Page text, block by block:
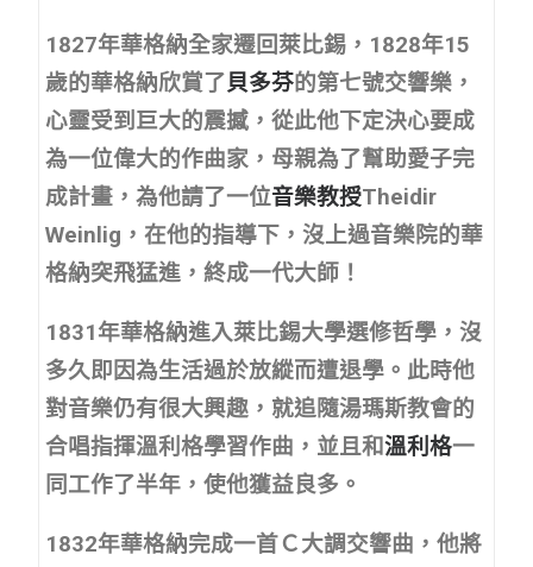
1827年華格納全家遷回萊比錫，1828年15
歲的華格納欣賞了貝多芬的第七號交響樂，
心靈受到巨大的震撼，從此他下定決心要成
為一位偉大的作曲家，母親為了幫助愛子完
成計畫，為他請了一位音樂教授Theidir
Weinlig，在他的指導下，沒上過音樂院的華
格納突飛猛進，終成一代大師！
1831年華格納進入萊比錫大學選修哲學，沒
多久即因為生活過於放縱而遭退學。此時他
對音樂仍有很大興趣，就追隨湯瑪斯教會的
合唱指揮溫利格學習作曲，並且和溫利格一
同工作了半年，使他獲益良多。
1832年華格納完成一首Ｃ大調交響曲，他將